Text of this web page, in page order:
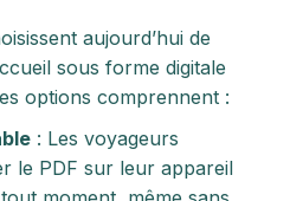
aujourd’hui de
sous forme digitale
options comprennent :
: Les voyageurs
le PDF sur leur appareil